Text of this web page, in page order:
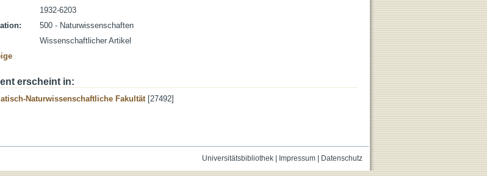
1932-6203
500 - Naturwissenschaften
Wissenschaftlicher Artikel
erscheint in:
Naturwissenschaftliche Fakultät[27492]
Universitätsbibliothek| Impressum| Datenschutz